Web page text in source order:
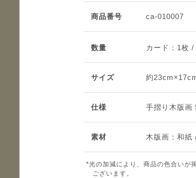
数量 カード：1枚 /
サイズ 約
仕様 手摺り木版画
素材 木版画：和紙
光の加減により、商品の色合いが
ございます。
商品番号 ca-010007